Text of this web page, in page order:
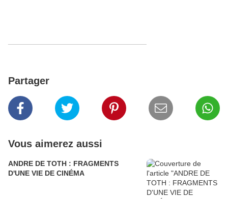
Partager
Vous aimerez aussi
ANDRE DE TOTH : FRAGMENTS
D'UNE VIE DE CINÉMA